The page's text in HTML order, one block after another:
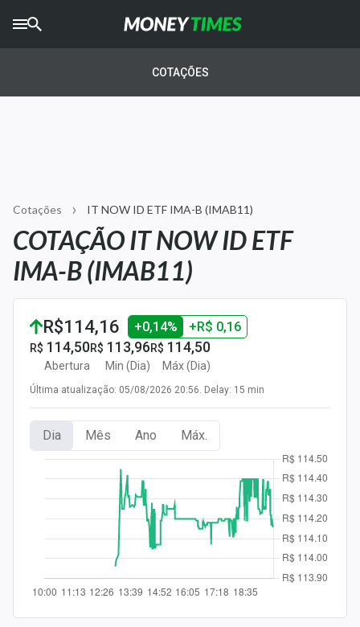
AGROTIMES
Newsletters
Money Trader
Últimas Notícias
Newsletters
Cotações
Comprar ou vender?
Carteiras Recomendadas
Central de Dividendos
Central de Fundos Imobiliários
Central dos IPOs
Renda Fixa
COTAÇÕES
Cotações IT NOW ID ETF IMA-B (IMAB11)
COTAÇÃO IT NOW ID ETF
IMA-B (IMAB11)
R$114,16 +0,14% +R$ 0,16
R$ 114,50
Abertura
R$ 113,96
Min (Dia)
R$ 114,50
Máx (Dia)
Última atualização: 05/08/2026 20:56. Delay: 15 min
Dia Mês Ano Máx.